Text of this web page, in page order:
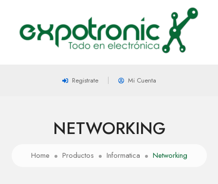
Registrate Mi Cuenta
NETWORKING
Home Productos Informatica Networking